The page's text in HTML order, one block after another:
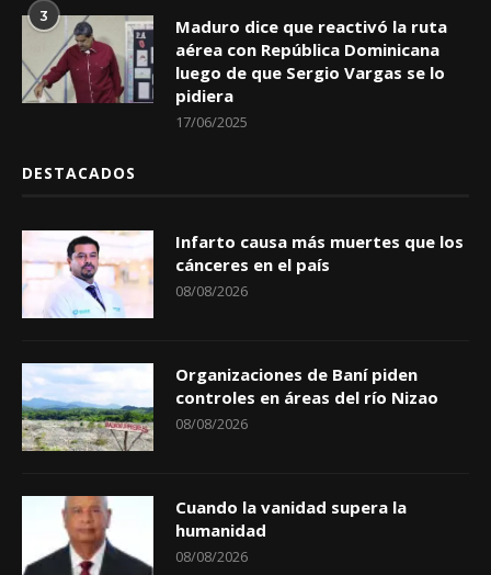
3
Maduro dice que reactivó la ruta
aérea con República Dominicana
luego de que Sergio Vargas se lo
pidiera
17/06/2025
DESTACADOS
Infarto causa más muertes que los
cánceres en el país
08/08/2026
Organizaciones de Baní piden
controles en áreas del río Nizao
08/08/2026
Cuando la vanidad supera la
humanidad
08/08/2026